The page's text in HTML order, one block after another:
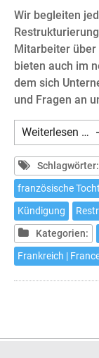
Wir begleiten
Mitarbeiter
bieten auch im
dem sich
und Fragen an
Weiterlesen …
in
Schlagwörter:
französische
Kündigung
Kategorien:
Frankreich |